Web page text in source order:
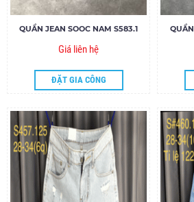
QUẦN JEAN SOOC NAM S583.1
Giá liên hệ
ĐẶT GIA CÔNG